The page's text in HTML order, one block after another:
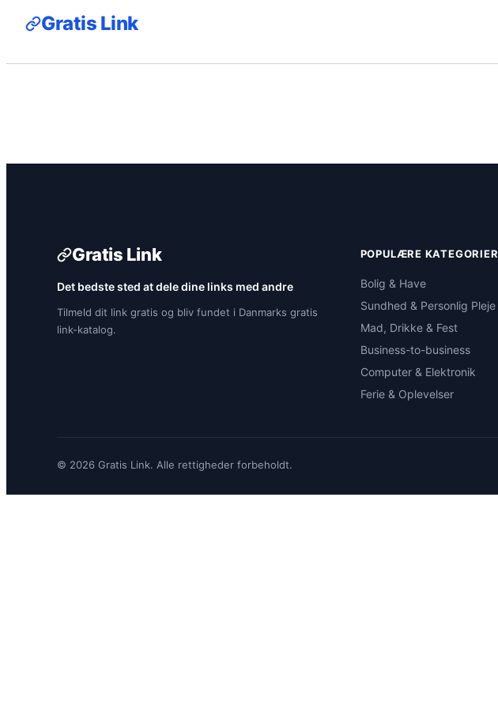
Gratis Link
Gratis Link
Det bedste sted at dele dine links med andre
Tilmeld dit link gratis og bliv fundet i Danmarks gratis
link-katalog.
POPULÆRE KATEGORIER
Bolig & Have
Sundhed & Personlig Pleje
Mad, Drikke & Fest
Business-to-business
Computer & Elektronik
Ferie & Oplevelser
© 2026 Gratis Link. Alle rettigheder forbeholdt.